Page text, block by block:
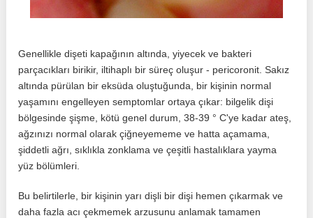
Genellikle dişeti kapağının altında, yiyecek ve bakteri
parçacıkları birikir, iltihaplı bir süreç oluşur - pericoronit. Sakız
altında pürülan bir eksüda oluştuğunda, bir kişinin normal
yaşamını engelleyen semptomlar ortaya çıkar: bilgelik dişi
bölgesinde şişme, kötü genel durum, 38-39 ° C'ye kadar ateş,
ağzınızı normal olarak çiğneyememe ve hatta açamama,
şiddetli ağrı, sıklıkla zonklama ve çeşitli hastalıklara yayma
yüz bölümleri.
Bu belirtilerle, bir kişinin yarı dişli bir dişi hemen çıkarmak ve
daha fazla acı çekmemek arzusunu anlamak tamamen